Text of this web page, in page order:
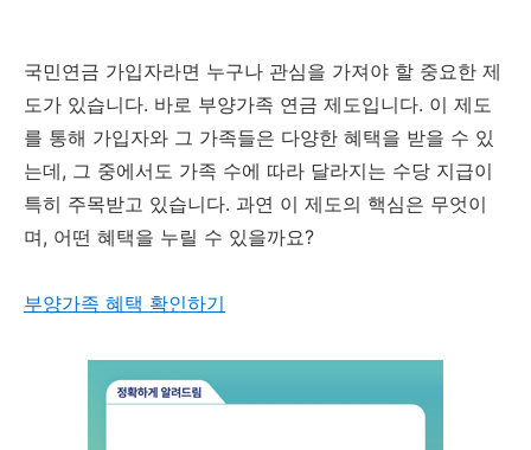
국민연금 가입자라면 누구나 관심을 가져야 할 중요한 제
도가 있습니다. 바로 부양가족 연금 제도입니다. 이 제도
를 통해 가입자와 그 가족들은 다양한 혜택을 받을 수 있
는데, 그 중에서도 가족 수에 따라 달라지는 수당 지급이
특히 주목받고 있습니다. 과연 이 제도의 핵심은 무엇이
며, 어떤 혜택을 누릴 수 있을까요?
부양가족 혜택 확인하기